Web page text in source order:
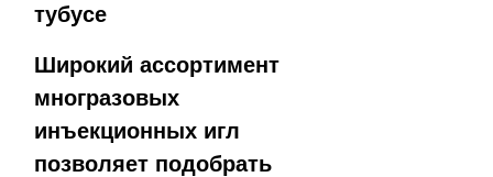
тубусе
Широкий ассортимент
многразовых
инъекционных игл
позволяет подобрать